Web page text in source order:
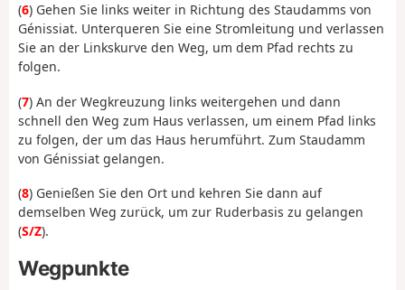
(6) Gehen Sie links weiter in Richtung des Staudamms von
Génissiat. Unterqueren Sie eine Stromleitung und verlassen
Sie an der Linkskurve den Weg, um dem Pfad rechts zu
folgen.
(7) An der Wegkreuzung links weitergehen und dann
schnell den Weg zum Haus verlassen, um einem Pfad links
zu folgen, der um das Haus herumführt. Zum Staudamm
von Génissiat gelangen.
(8) Genießen Sie den Ort und kehren Sie dann auf
demselben Weg zurück, um zur Ruderbasis zu gelangen
(S/Z).
Wegpunkte